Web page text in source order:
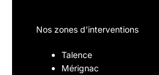
Nos zones d’interventions
Talence
Mérignac